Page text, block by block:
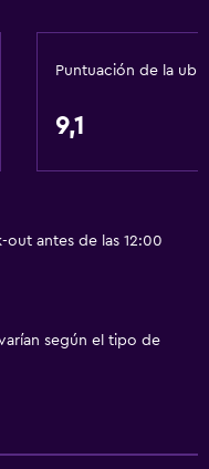
Puntuación de la
9,1
antes de las 12:00
según el tipo de